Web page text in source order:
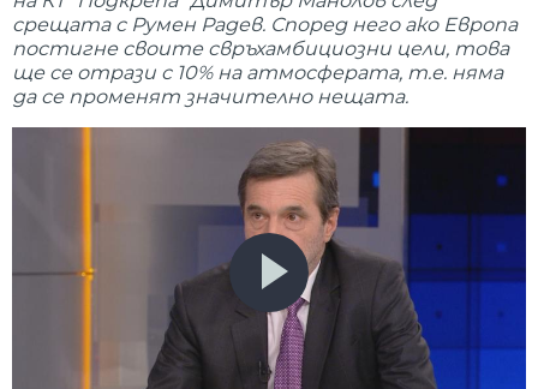
срещата с Румен Радев. Според него ако Европа
постигне своите свръхамбициозни цели, това
ще се отрази с 10% на атмосферата, т.е. няма
да се променят значително нещата.